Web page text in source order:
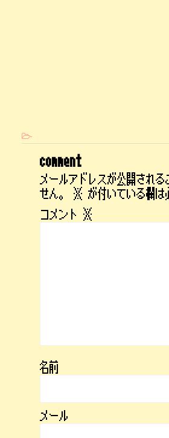
-
comment
メールアドレスが公開される
せん。
※ が付いている欄は
コメント ※
名前
メール